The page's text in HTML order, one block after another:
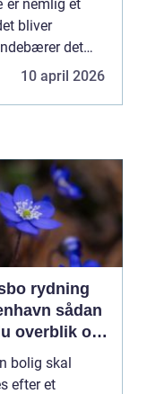
er nemlig et
bliver
det
10 april 2026
rydning
sådan
overblik og
hjælp
bolig skal
efter et